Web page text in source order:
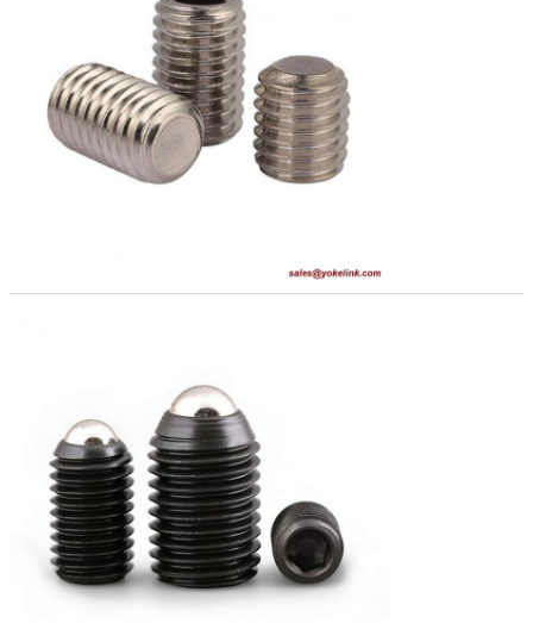
fournir le dessin ou des photos